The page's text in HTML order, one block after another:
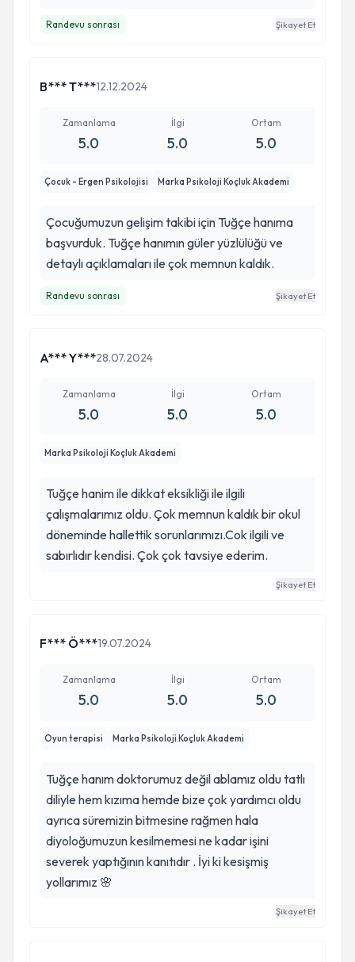
Randevu sonrası Şikayet Et
B*** T***12.12.2024
Zamanlama
5.0
İlgi
5.0
Ortam
5.0
Çocuk - Ergen Psikolojisi Marka Psikoloji Koçluk Akademi
Çocuğumuzun gelişim takibi için Tuğçe hanıma
başvurduk. Tuğçe hanımın güler yüzlülüğü ve
detaylı açıklamaları ile çok memnun kaldık.
Randevu sonrası Şikayet Et
A*** Y***28.07.2024
Zamanlama
5.0
İlgi
5.0
Ortam
5.0
Marka Psikoloji Koçluk Akademi
Tuğçe hanim ile dikkat eksikliği ile ilgili
çalışmalarımız oldu. Çok memnun kaldık bir okul
döneminde hallettik sorunlarımızı.Cok ilgili ve
sabırlıdır kendisi. Çok çok tavsiye ederim.
Şikayet Et
F*** Ö***19.07.2024
Zamanlama
5.0
İlgi
5.0
Ortam
5.0
Oyun terapisi Marka Psikoloji Koçluk Akademi
Tuğçe hanım doktorumuz değil ablamız oldu tatlı
diliyle hem kızıma hemde bize çok yardımcı oldu
ayrıca süremizin bitmesine rağmen hala
diyoloğumuzun kesilmemesi ne kadar işini
severek yaptığının kanıtıdır . İyi ki kesişmiş
yollarımız 🌸
Şikayet Et